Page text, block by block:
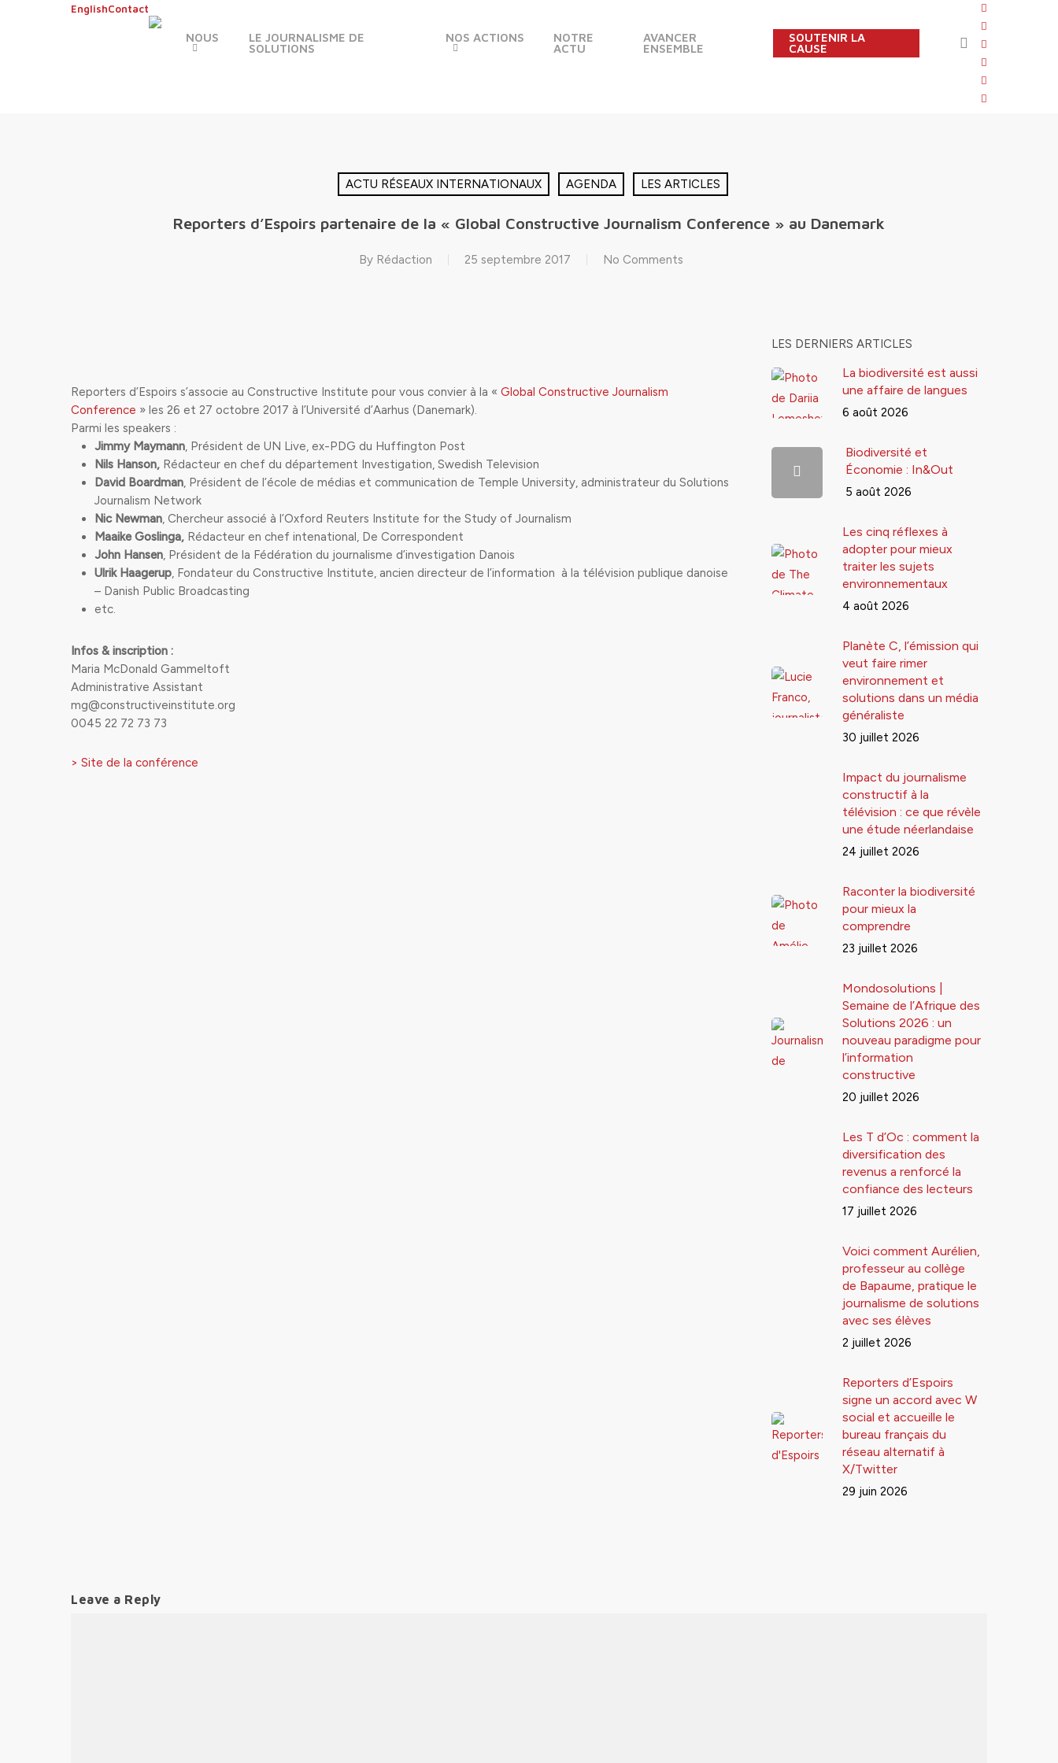
twitter
facebook
linkedin
youtube
instagram
flickr
EnglishContact
NOUS
LE JOURNALISME DE
SOLUTIONS
NOS ACTIONS
NOTRE
ACTU
AVANCER
ENSEMBLE
SOUTENIR LA
CAUSE
search
ACTU RÉSEAUX INTERNATIONAUX AGENDA LES ARTICLES
Reporters d’Espoirs partenaire de la « Global Constructive Journalism Conference » au Danemark
By Rédaction 25 septembre 2017 No Comments
Reporters d’Espoirs s’associe au Constructive Institute pour vous convier à la « Global Constructive Journalism
Conference » les 26 et 27 octobre 2017 à l’Université d’Aarhus (Danemark).
Parmi les speakers :
Jimmy Maymann, Président de UN Live, ex-PDG du Huffington Post
Nils Hanson, Rédacteur en chef du département Investigation, Swedish Television
David Boardman, Président de l’école de médias et communication de Temple University, administrateur du Solutions
Journalism Network
Nic Newman, Chercheur associé à l’Oxford Reuters Institute for the Study of Journalism
Maaike Goslinga, Rédacteur en chef intenational, De Correspondent
John Hansen, Président de la Fédération du journalisme d’investigation Danois
Ulrik Haagerup, Fondateur du Constructive Institute, ancien directeur de l’information à la télévision publique danoise
– Danish Public Broadcasting
etc.
Infos & inscription :
Maria McDonald Gammeltoft
Administrative Assistant
mg@constructiveinstitute.org
0045 22 72 73 73
> Site de la conférence
LES DERNIERS ARTICLES
La biodiversité est aussi
une affaire de langues
6 août 2026
Biodiversité et
Économie : In&Out
5 août 2026
Les cinq réflexes à
adopter pour mieux
traiter les sujets
environnementaux
4 août 2026
Planète C, l’émission qui
veut faire rimer
environnement et
solutions dans un média
généraliste
30 juillet 2026
Impact du journalisme
constructif à la
télévision : ce que révèle
une étude néerlandaise
24 juillet 2026
Raconter la biodiversité
pour mieux la
comprendre
23 juillet 2026
Mondosolutions |
Semaine de l’Afrique des
Solutions 2026 : un
nouveau paradigme pour
l’information
constructive
20 juillet 2026
Les T d’Oc : comment la
diversification des
revenus a renforcé la
confiance des lecteurs
17 juillet 2026
Voici comment Aurélien,
professeur au collège
de Bapaume, pratique le
journalisme de solutions
avec ses élèves
2 juillet 2026
Reporters d’Espoirs
signe un accord avec W
social et accueille le
bureau français du
réseau alternatif à
X/Twitter
29 juin 2026
Leave a Reply